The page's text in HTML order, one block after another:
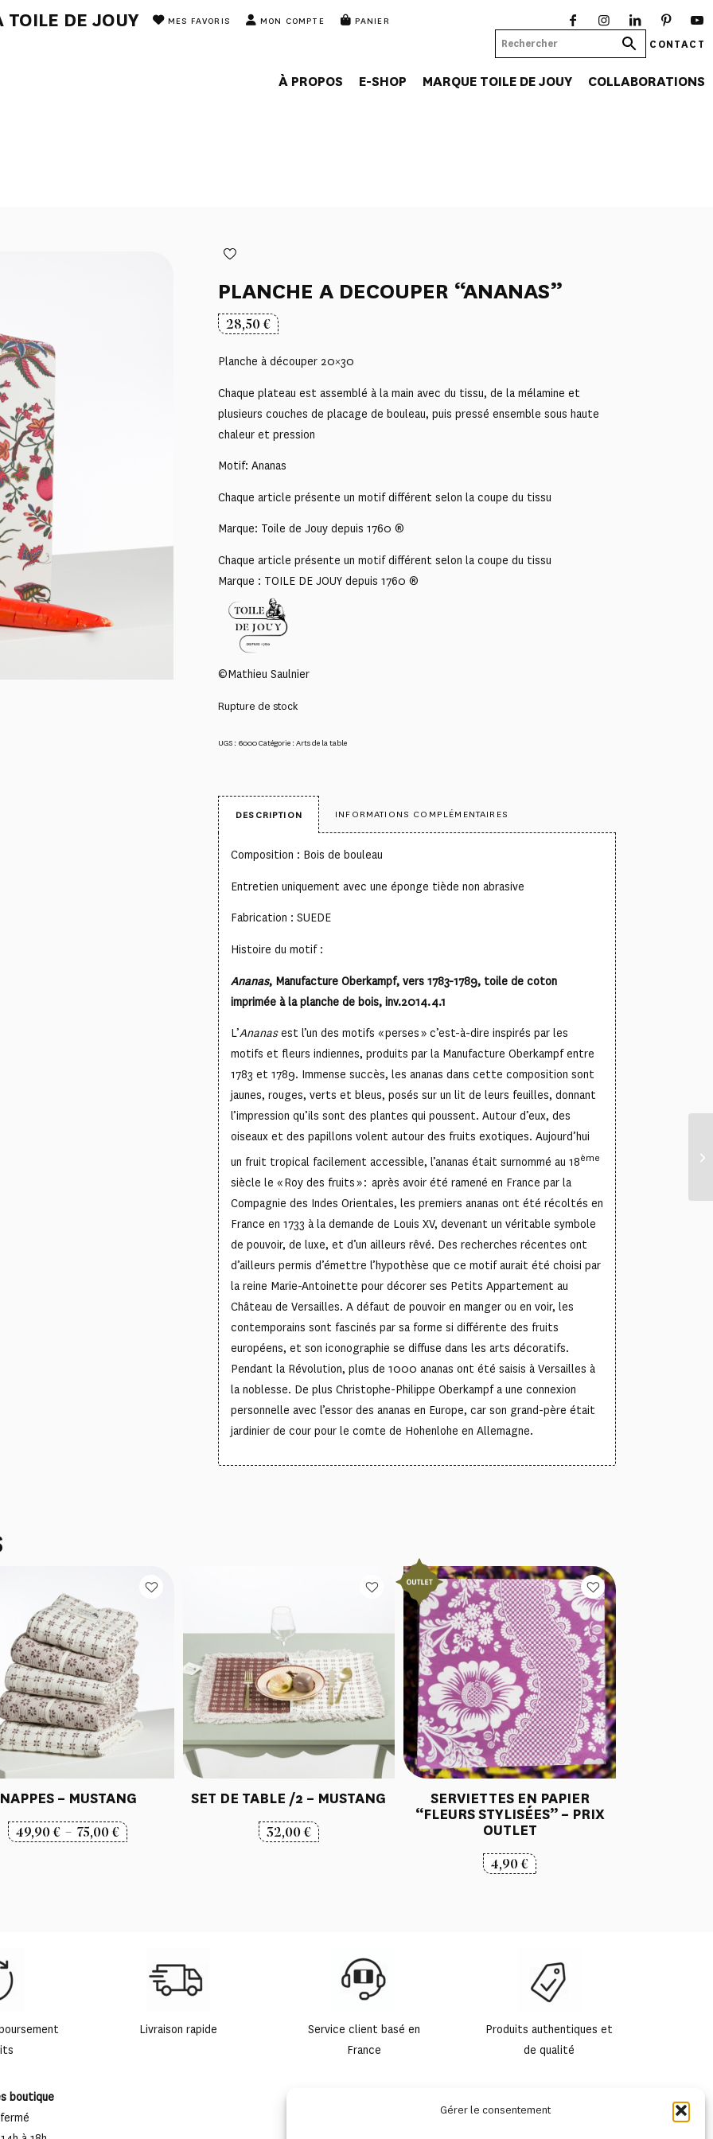
Gérer le consentement
TOILE DE JOUY MES FAVORIS MON COMPTE PANIER
CONTACT
À PROPOS E-SHOP MARQUE TOILE DE JOUY COLLABORATIONS
PLANCHE A DECOUPER “ANANAS”
28,50€
Planche à découper 20×30
Chaque plateau est assemblé à la main avec du tissu, de la mélamine et
plusieurs couches de placage de bouleau, puis pressé ensemble sous haute
chaleur et pression
Motif: Ananas
Chaque article présente un motif différent selon la coupe du tissu
Marque: Toile de Jouy depuis 1760 ®
Chaque article présente un motif différent selon la coupe du tissu
Marque : TOILE DE JOUY depuis 1760 ®
©Mathieu Saulnier
Rupture de stock
UGS : 6000Catégorie :Arts de la table
DESCRIPTION INFORMATIONS COMPLÉMENTAIRES
Composition : Bois de bouleau
Entretien uniquement avec une éponge tiède non abrasive
Fabrication : SUEDE
Histoire du motif :
Ananas, Manufacture Oberkampf, vers 1783-1789, toile de coton
imprimée à la planche de bois, inv.2014.4.1
L’Ananasest l’un des motifs « perses » c’est-à-dire inspirés par les
motifs et fleurs indiennes, produits par la Manufacture Oberkampf entre
1783 et 1789. Immense succès, les ananas dans cette composition sont
jaunes, rouges, verts et bleus, posés sur un lit de leurs feuilles, donnant
l’impression qu’ils sont des plantes qui poussent. Autour d’eux, des
oiseaux et des papillons volent autour des fruits exotiques. Aujourd’hui
un fruit tropical facilement accessible, l’ananas était surnommé au 18ème
siècle le « Roy des fruits » : après avoir été ramené en France par la
Compagnie des Indes Orientales, les premiers ananas ont été récoltés en
France en 1733 à la demande de Louis XV, devenant un véritable symbole
de pouvoir, de luxe, et d’un ailleurs rêvé. Des recherches récentes ont
d’ailleurs permis d’émettre l’hypothèse que ce motif aurait été choisi par
la reine Marie-Antoinette pour décorer ses Petits Appartement au
Château de Versailles. A défaut de pouvoir en manger ou en voir, les
contemporains sont fascinés par sa forme si différente des fruits
européens, et son iconographie se diffuse dans les arts décoratifs.
Pendant la Révolution, plus de 1000 ananas ont été saisis à Versailles à
la noblesse. De plus Christophe-Philippe Oberkampf a une connexion
personnelle avec l’essor des ananas en Europe, car son grand-père était
jardinier de cour pour le comte de Hohenlohe en Allemagne.
NAPPES – MUSTANG
49,90€ – 75,00€Plage
SET DE TABLE /2 – MUSTANG
32,00€
SERVIETTES EN PAPIER
“FLEURS STYLISÉES” – PRIX
OUTLET
4,90€
Livraison rapide
Service client basé en
France
Produits authentiques et
de qualité
boutique